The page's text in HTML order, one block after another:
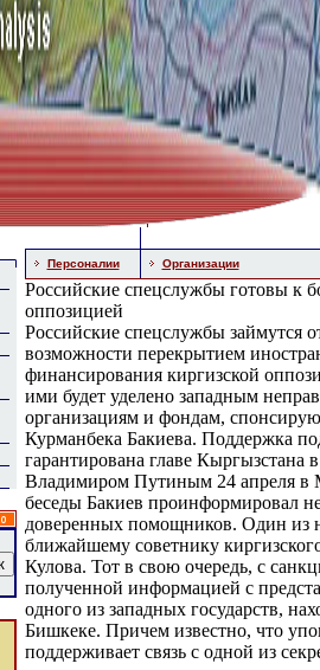
Персоналии Организации
Российские спецслужбы готовы к
оппозицией
Российские спецслужбы займутся
возможности перекрытием
финансирования киргизской
ими будет уделено западным
организациям и фондам,
Курманбека Бакиева. Поддержка
гарантирована главе Кыргызстана
Владимиром Путиным 24 апреля в
беседы Бакиев проинформировал
доверенных помощников. Один из
ближайшему советнику
Кулова. Тот в свою очередь, с
полученной информацией с
одного из западных государств,
Бишкеке. Причем известно, что
поддерживает связь с одной из